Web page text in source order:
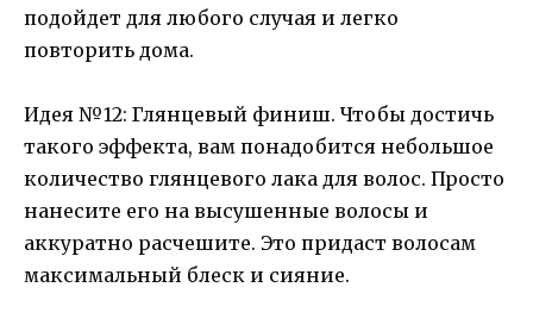
подойдет для любого случая и легко
повторить дома.
Идея №12: Глянцевый финиш. Чтобы достичь
такого эффекта, вам понадобится небольшое
количество глянцевого лака для волос. Просто
нанесите его на высушенные волосы и
аккуратно расчешите. Это придаст волосам
максимальный блеск и сияние.